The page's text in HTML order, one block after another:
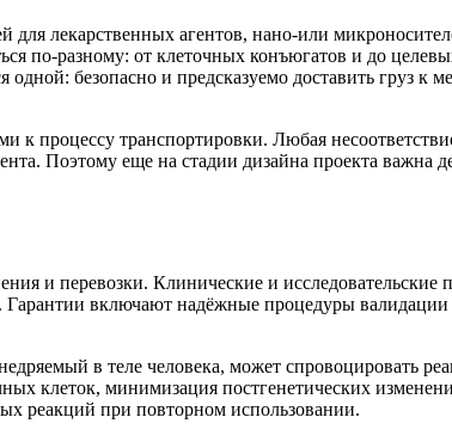
лекарственных агентов, нано-или
по-разному: от клеточных конъюгатов и до
безопасно и предсказуемо доставить груз к
к процессу транспортировки. Любая
Поэтому еще на стадии дизайна проекта важна
и перевозки. Клинические и
Гарантии включают надёжные процедуры
в теле человека, может спровоцировать
клеток, минимизация постгенетических
реакций при повторном использовании.